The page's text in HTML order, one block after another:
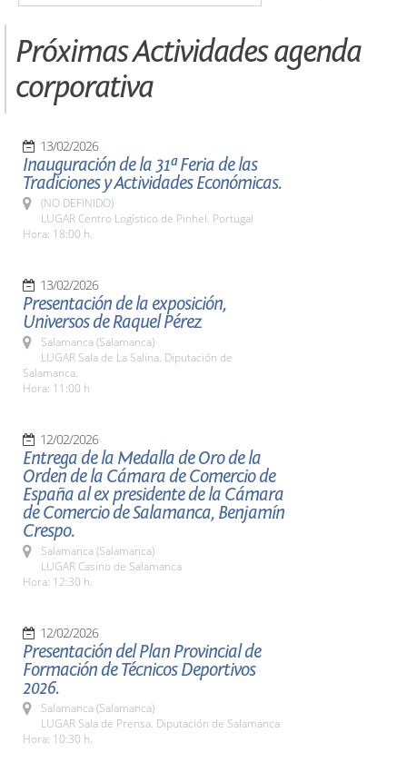
Próximas Actividades agenda
corporativa
13/02/2026
Inauguración de la 31ª Feria de las
Tradiciones y Actividades Económicas.
(NO DEFINIDO)
LUGAR Centro Logístico de Pinhel. Portugal
Hora: 18:00 h.
13/02/2026
Presentación de la exposición,
Universos de Raquel Pérez
Salamanca (Salamanca)
LUGAR Sala de La Salina. Diputación de
Salamanca.
Hora: 11:00 h
12/02/2026
Entrega de la Medalla de Oro de la
Orden de la Cámara de Comercio de
España al ex presidente de la Cámara
de Comercio de Salamanca, Benjamín
Crespo.
Salamanca (Salamanca)
LUGAR Casino de Salamanca
Hora: 12:30 h.
12/02/2026
Presentación del Plan Provincial de
Formación de Técnicos Deportivos
2026.
Salamanca (Salamanca)
LUGAR Sala de Prensa. Diputación de Salamanca
Hora: 10:30 h.